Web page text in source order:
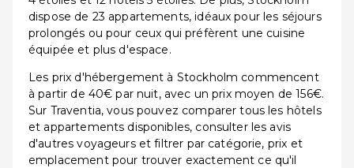
dispose de 23 appartements, idéaux pour les séjours
prolongés ou pour ceux qui préfèrent une cuisine
équipée et plus d'espace.
Les prix d'hébergement à Stockholm commencent
à partir de 40€ par nuit, avec un prix moyen de 156€.
Sur Traventia, vous pouvez comparer tous les hôtels
et appartements disponibles, consulter les avis
d'autres voyageurs et filtrer par catégorie, prix et
emplacement pour trouver exactement ce qu'il